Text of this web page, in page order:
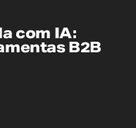
com IA:
B2B